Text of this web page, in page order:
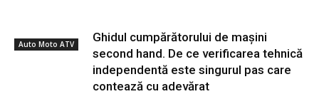
Auto Moto ATV
Ghidul cumpărătorului de mașini
second hand. De ce verificarea tehnică
independentă este singurul pas care
contează cu adevărat